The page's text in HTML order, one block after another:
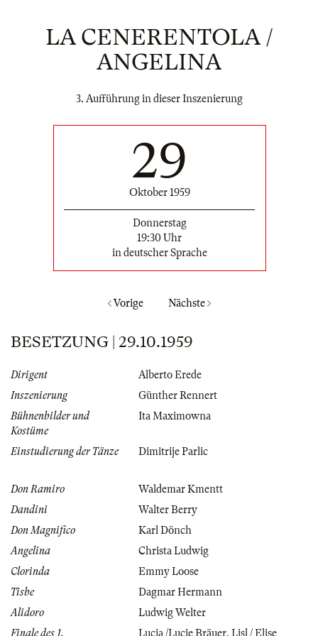
LA CENERENTOLA /
ANGELINA
3. Aufführung in dieser Inszenierung
29
Oktober 1959
Donnerstag
19:30 Uhr
in deutscher Sprache
Vorige Nächste
BESETZUNG | 29.10.1959
Dirigent
Alberto Erede
Inszenierung
Günther Rennert
Bühnenbilder und
Kostüme
Ita Maximowna
Einstudierung der Tänze Dimitrije Parlic
Don Ramiro
Waldemar Kmentt
Dandini
Walter Berry
Don Magnifico
Karl Dönch
Angelina
Christa Ludwig
Clorinda
Emmy Loose
Tisbe
Dagmar Hermann
Alidoro
Ludwig Welter
Finale des 1.
Lucia /Lucie Bräuer, Lisl / Elise